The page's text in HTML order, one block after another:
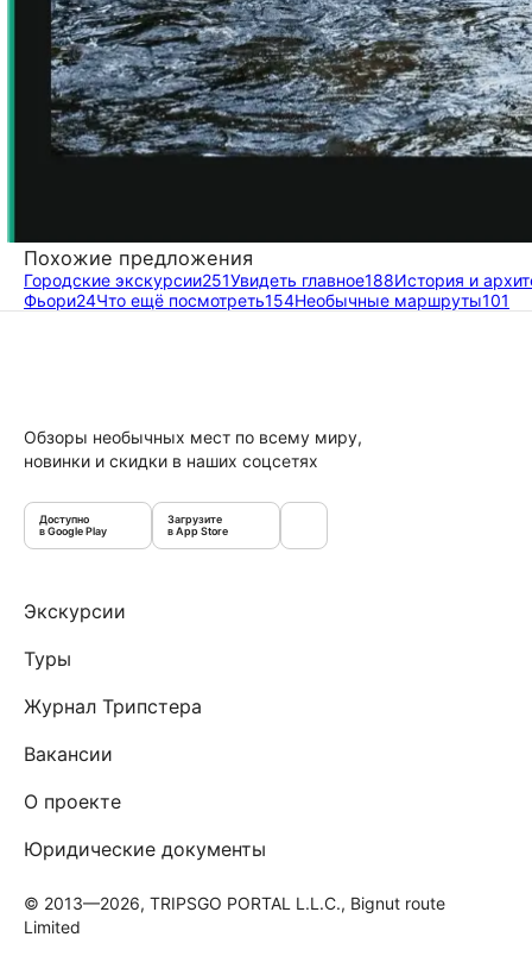
Похожие предложения
Городские экскурсии251Увидеть главное188История и
Фьори24Что ещё посмотреть154Необычные маршруты101
Обзоры необычных мест по всему миру,
новинки и скидки в наших соцсетях
Доступно
в Google Play
Загрузите
в App Store
Экскурсии
Туры
Журнал Трипстера
Вакансии
О проекте
Юридические документы
© 2013—2026, TRIPSGO PORTAL L.L.C., Bignut route
Limited